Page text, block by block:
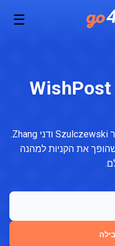
☰
Wish נוסדה בשנת 2010 על ידי פיטר Szulczewski ודני Zhang.
את הקניות למהנה